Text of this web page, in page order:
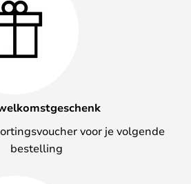
voor je volgende
bestelling